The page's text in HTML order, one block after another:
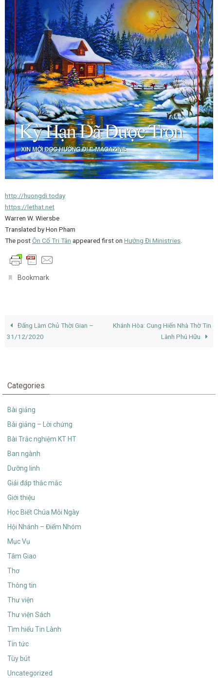
http://huongdi.today
https://lethat.net
Warren W. Wiersbe
Translated by Hon Pham
The postÔn Cố Tri Tân appeared first on Hướng Đi Ministries
Bookmark.
Đấng Làm Chủ Thời Gian –
31/12/2020
Khánh Hòa: Cung Hiến Nhà Thờ Tin
Lành Phú Hữu
Categories
Bài giảng
Bài giảng – Lời chứng
Bài Trắc nghiệm KT HT
Ban ngành
Dưỡng linh
Giải đáp thắc mắc
Giới thiệu
Học Biết Chúa Mỗi Ngày
Hội Nhánh – Điểm Nhóm
Mục Vụ
Tâm Giao
Thơ
Thông tin
Thư viện
Thư viện Sách
Tìm hiểu Tin Lành
Tin tức
Tùy bút
Uncategorized